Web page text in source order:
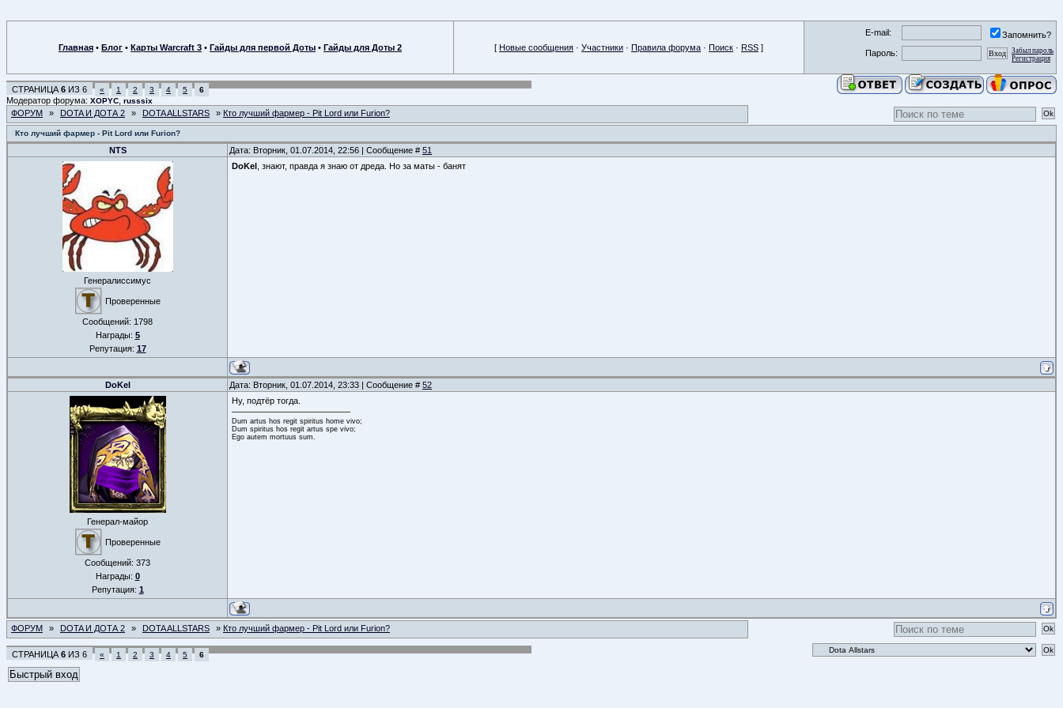
Главная • Блог • Карты Warcraft 3 • Гайды для первой Доты • Гайды для Доты 2 [ Новые сообщения · Участники · Правила форума · Поиск · RSS ]
E-mail:
Запомнить?
Пароль:
Забыл пароль
Регистрация
СТРАНИЦА 6 ИЗ 6 « 1 2 3 4 5 6
Модератор форума: XOPYC russsix
ФОРУМ » DOTA И ДОТА 2 » DOTA ALLSTARS » Кто лучший фармер - Pit Lord или Furion?
Кто лучший фармер - Pit Lord или Furion?
NTS Дата: Вторник, 01.07.2014, 22:56 | Сообщение # 51
Генералиссимус
Проверенные
Сообщений: 1798
Награды: 5
Репутация: 17
DoKel , знают, правда я знаю от дреда. Но за маты - банят
DoKel Дата: Вторник, 01.07.2014, 23:33 | Сообщение # 52
Генерал-майор
Проверенные
Сообщений: 373
Награды: 0
Репутация: 1
Ну, подтёр тогда.
Dum artus hos regit spiritus home vivo;
Dum spiritus hos regit artus spe vivo;
Ego autem mortuus sum.
ФОРУМ » DOTA И ДОТА 2 » DOTA ALLSTARS » Кто лучший фармер - Pit Lord или Furion?
СТРАНИЦА 6 ИЗ 6 « 1 2 3 4 5 6